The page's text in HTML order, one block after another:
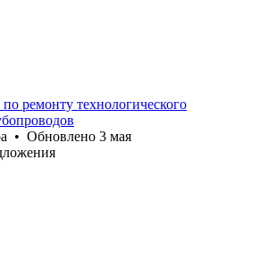
ремонту технологического
• Обновлено 3 мая